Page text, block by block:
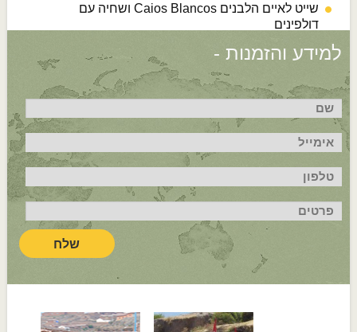
שייט לאיים הלבנים Caios Blancos ושחיה עם
דולפינים
למידע והזמנות -